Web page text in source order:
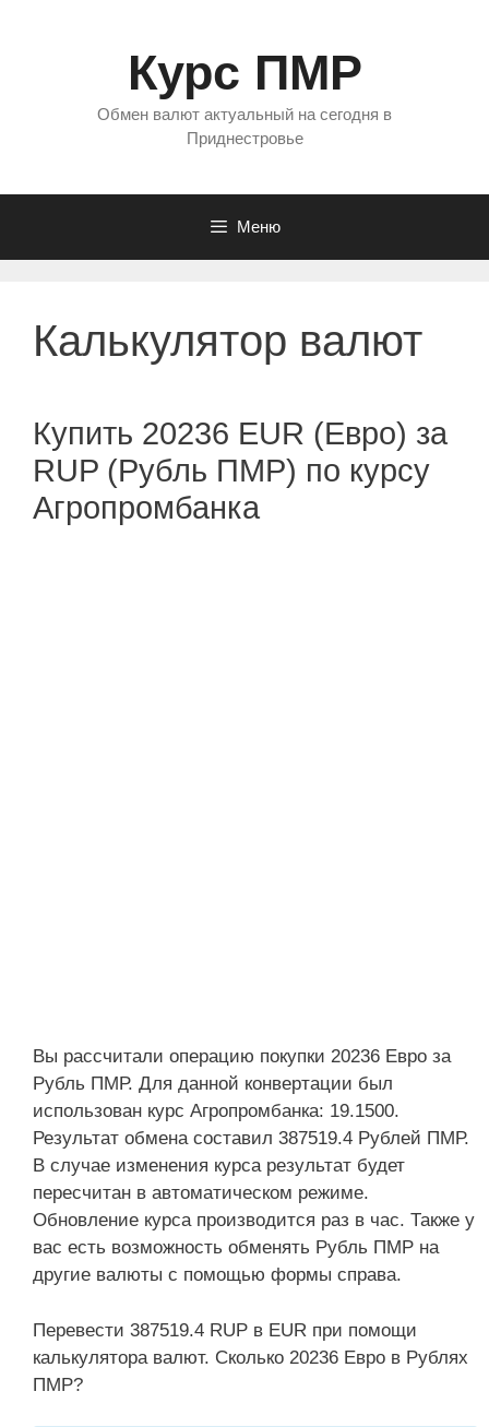
Курс ПМР
Обмен валют актуальный на сегодня в
Приднестровье
Меню
Калькулятор валют
Купить 20236 EUR (Евро) за
RUP (Рубль ПМР) по курсу
Агропромбанка
Вы рассчитали операцию покупки 20236 Евро за
Рубль ПМР. Для данной конвертации был
использован курс Агропромбанка: 19.1500.
Результат обмена составил 387519.4 Рублей ПМР.
В случае изменения курса результат будет
пересчитан в автоматическом режиме.
Обновление курса производится раз в час. Также у
вас есть возможность обменять Рубль ПМР на
другие валюты с помощью формы справа.
Перевести 387519.4 RUP в EUR при помощи
калькулятора валют. Сколько 20236 Евро в Рублях
ПМР?